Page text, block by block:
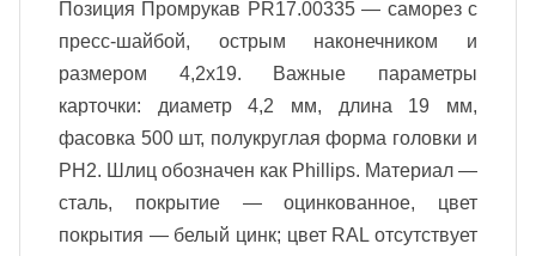
Позиция Промрукав PR17.00335 — саморез с
пресс-шайбой, острым наконечником и
размером 4,2x19. Важные параметры
карточки: диаметр 4,2 мм, длина 19 мм,
фасовка 500 шт, полукруглая форма головки и
PH2. Шлиц обозначен как Phillips. Материал —
сталь, покрытие — оцинкованное, цвет
покрытия — белый цинк; цвет RAL отсутствует